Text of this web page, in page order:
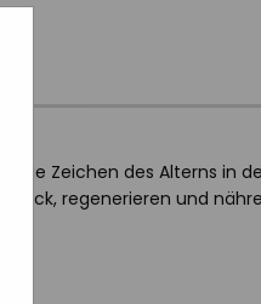
die Zeichen des Alterns in
Blick, regenerieren und